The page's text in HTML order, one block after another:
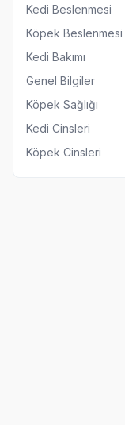
Kedi Beslenmesi
Köpek Beslenmesi
Kedi Bakımı
Genel Bilgiler
Köpek Sağlığı
Kedi Cinsleri
Köpek Cinsleri